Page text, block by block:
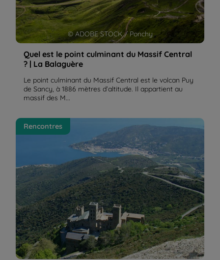
© ADOBE STOCK / Ponchy
Quel est le point culminant du Massif Central
? | La Balaguère
Le point culminant du Massif Central est le volcan Puy
de Sancy, à 1886 mètres d’altitude. Il appartient au
massif des M...
Christian, voyageur de retour de Collioure -
Cadaquès | La Balaguère
Rencontres